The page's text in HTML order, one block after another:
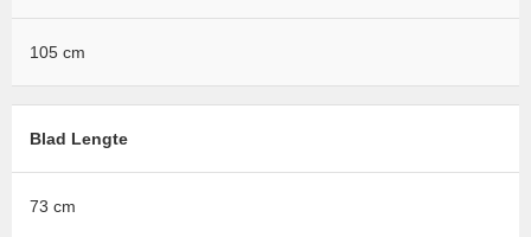
105 cm
Blad Lengte
73 cm